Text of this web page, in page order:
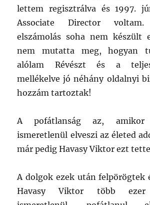
lettem regisztrálva és 1997.
Associate Director
elszámolás soha nem készült
nem mutatta meg, hogyan
alólam Révészt és a
mellékelve jó néhány oldalnyi
hozzám tartoztak!
A pofátlanság az,
ismeretlenül elveszi az életed
már pedig Havasy Viktor ezt
A dolgok ezek után felpörögtek
Havasy Viktor több ezer